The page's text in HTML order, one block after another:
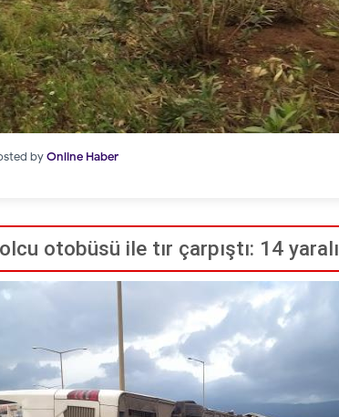
byOnline Haber
otobüsü ile tır çarpıştı: 14 yaralı